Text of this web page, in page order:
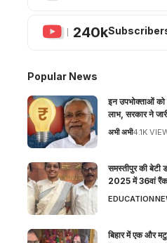
240k
Popular News
इन उपभोक्ताओं को
लाभ, सरकार ने
अभी अभी4.1K
समस्तीपुर की बेटी
2025 में 36वां
EDUCATION
बिहार में एक और